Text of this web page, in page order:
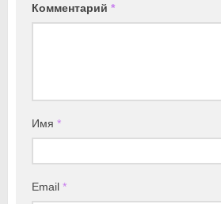
Комментарий *
Имя *
Email *